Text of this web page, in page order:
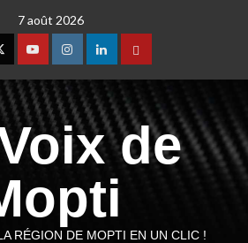
7 août 2026
de
RÉGION DE MOPTI EN UN CLIC !